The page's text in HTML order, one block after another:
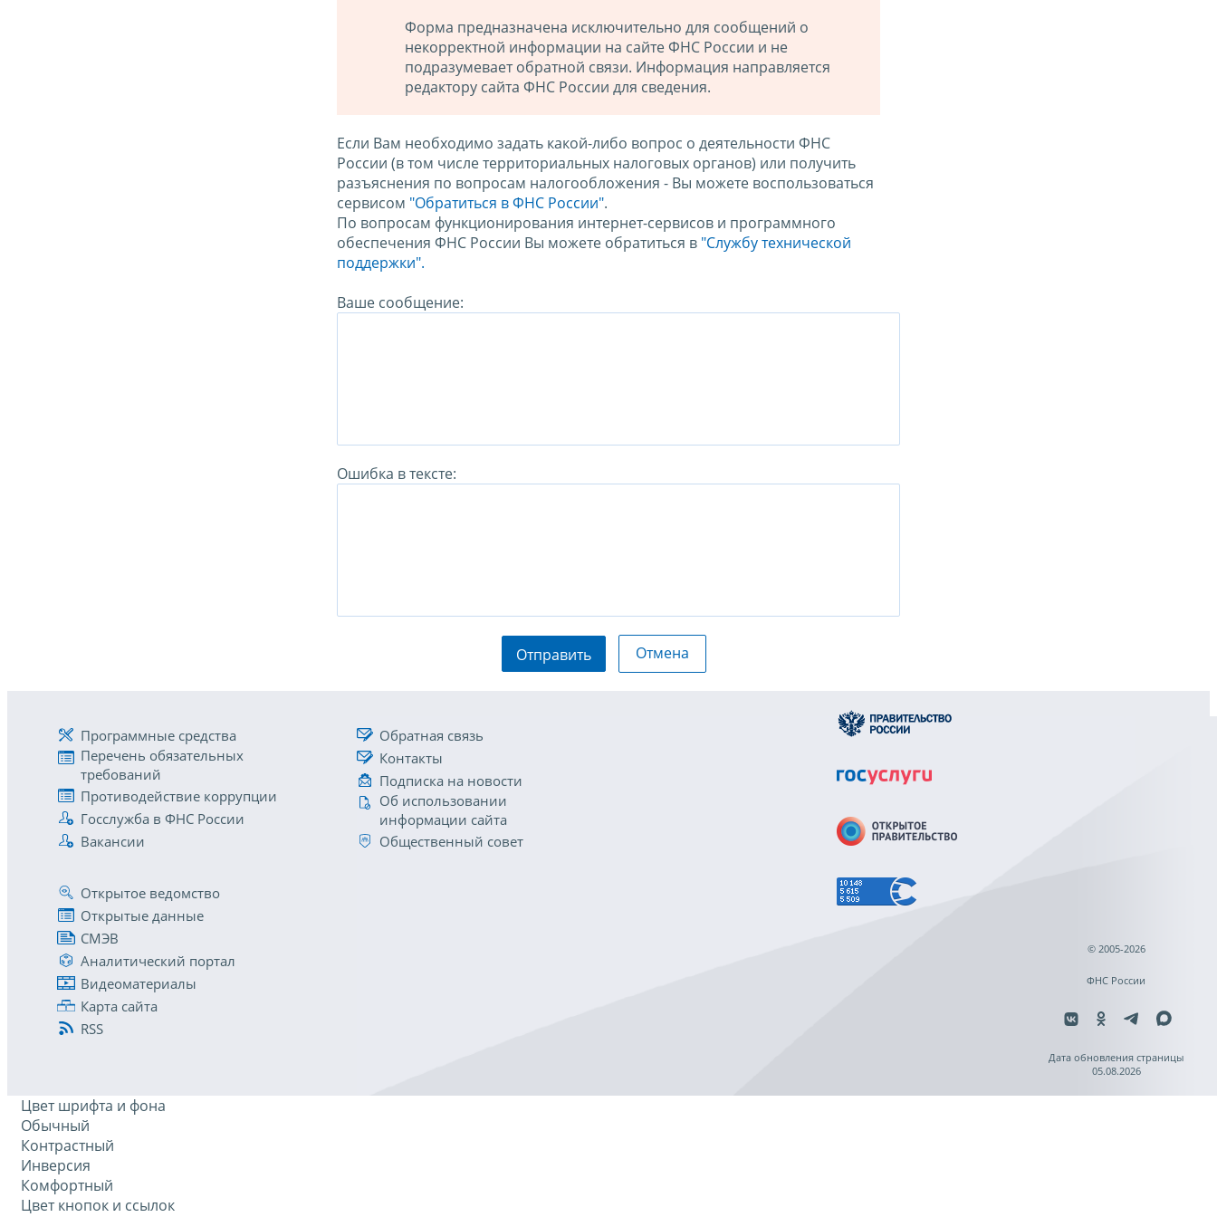
Форма предназначена исключительно для сообщений о
некорректной информации на сайте ФНС России и не
подразумевает обратной связи. Информация направляется
редактору сайта ФНС России для сведения.
Если Вам необходимо задать какой-либо вопрос о деятельности ФНС
России (в том числе территориальных налоговых органов) или получить
разъяснения по вопросам налогообложения - Вы можете воспользоваться
сервисом "Обратиться в ФНС России".
По вопросам функционирования интернет-сервисов и программного
обеспечения ФНС России Вы можете обратиться в "Службу технической
поддержки".
Ваше сообщение:
Ошибка в тексте:
Отправить Отмена
Программные средства
Перечень обязательных
требований
Противодействие коррупции
Госслужба в ФНС России
Вакансии
Обратная связь
Контакты
Подписка на новости
Об использовании
информации сайта
Общественный совет
Открытое ведомство
Открытые данные
СМЭВ
Аналитический портал
Видеоматериалы
Карта сайта
RSS
© 2005-2026
ФНС России
Дата обновления страницы
05.08.2026
Цвет шрифта и фона
Обычный
Контрастный
Инверсия
Комфортный
Цвет кнопок и ссылок